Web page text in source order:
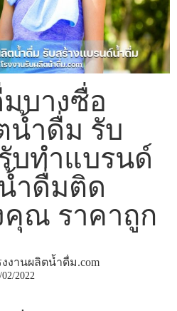
บางซื่อ
น้ำดื่ม รับ
บทำแบรนด์
ำดื่มติด
ณ ราคาถูก
งงานผลิตน้ำดื่ม.com
02/2022